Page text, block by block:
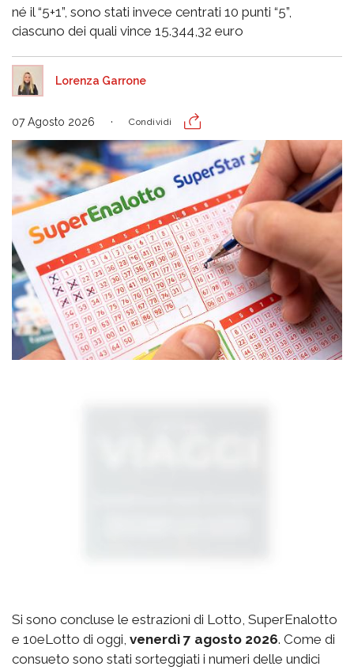
né il “5+1”, sono stati invece centrati 10 punti “5”,
ciascuno dei quali vince 15.344,32 euro
Lorenza Garrone
07 Agosto 2026 Condividi
Si sono concluse le estrazioni di Lotto, SuperEnalotto
e 10eLotto di oggi, venerdì 7 agosto 2026. Come di
consueto sono stati sorteggiati i numeri delle undici